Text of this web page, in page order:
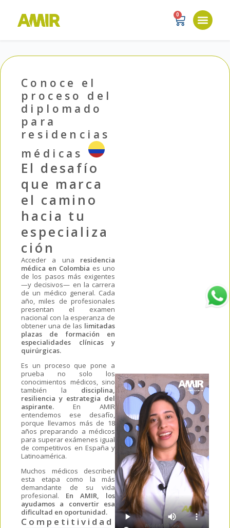
0
Conoce el
proceso del
diplomado
para
residencias
médicas
El desafío
que marca
el camino
hacia tu
especializa
ción
Acceder a una residencia
médica en Colombia es uno
de los pasos más exigentes
—y decisivos— en la carrera
de un médico general. Cada
año, miles de profesionales
presentan el examen
nacional con la esperanza de
obtener una de las limitadas
plazas de formación en
especialidades clínicas y
quirúrgicas.
Es un proceso que pone a
prueba no solo los
conocimientos médicos, sino
también la disciplina,
resiliencia y estrategia del
aspirante. En AMIR
entendemos ese desafío,
porque llevamos más de 18
años preparando a médicos
para superar exámenes igual
de competitivos en España y
Latinoamérica.
Muchos médicos describen
esta etapa como la más
demandante de su vida
profesional. En AMIR, los
ayudamos a convertir esa
dificultad en oportunidad.
Competitividad